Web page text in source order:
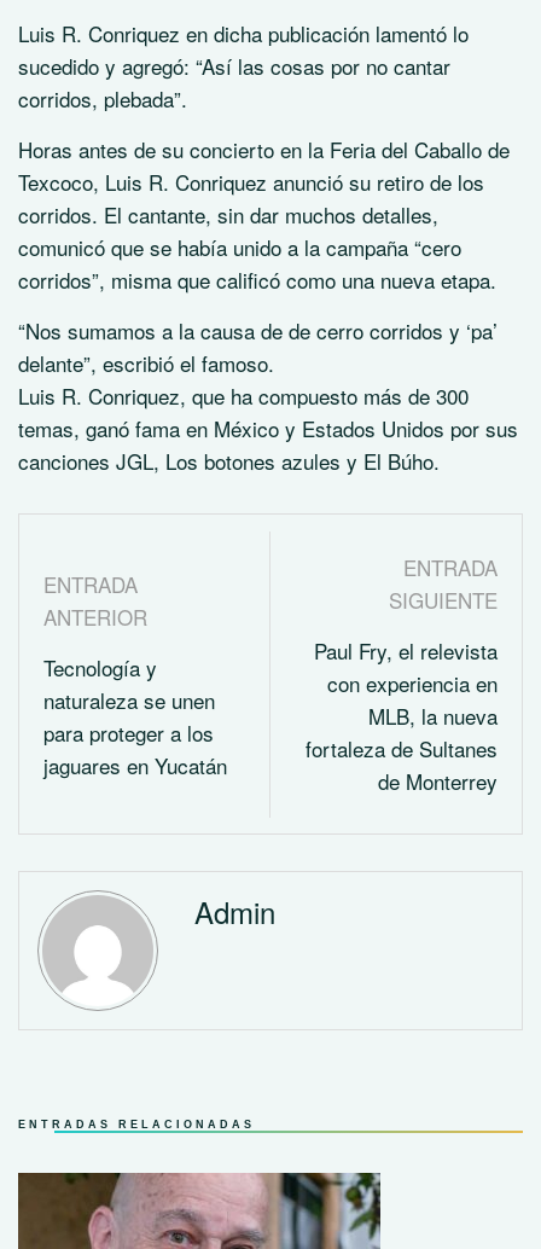
Luis R. Conriquez en dicha publicación lamentó lo
sucedido y agregó: “Así las cosas por no cantar
corridos, plebada”.
Horas antes de su concierto en la Feria del Caballo de
Texcoco, Luis R. Conriquez anunció su retiro de los
corridos. El cantante, sin dar muchos detalles,
comunicó que se había unido a la campaña “cero
corridos”, misma que calificó como una nueva etapa.
“Nos sumamos a la causa de de cerro corridos y ‘pa’
delante”, escribió el famoso.
Luis R. Conriquez, que ha compuesto más de 300
temas, ganó fama en México y Estados Unidos por sus
canciones JGL, Los botones azules y El Búho.
ENTRADA
ANTERIOR
Tecnología y
naturaleza se unen
para proteger a los
jaguares en Yucatán
ENTRADA
SIGUIENTE
Paul Fry, el relevista
con experiencia en
MLB, la nueva
fortaleza de Sultanes
de Monterrey
Admin
ENTRADAS RELACIONADAS